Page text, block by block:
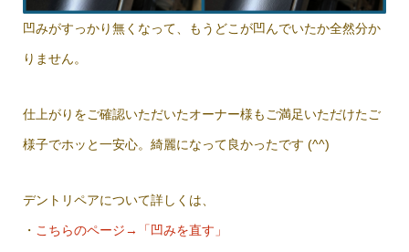
凹みがすっかり無くなって、もうどこが凹んでいたか全然分か
りません。
仕上がりをご確認いただいたオーナー様もご満足いただけたご
様子でホッと一安心。綺麗になって良かったです (^^)
デントリペアについて詳しくは、
・ こちらのページ→「凹みを直す」